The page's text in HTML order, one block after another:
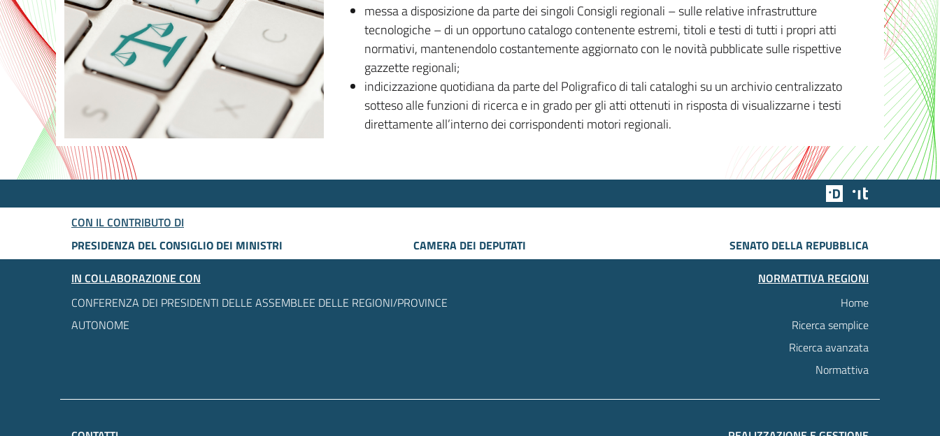
messa a disposizione da parte dei singoli Consigli regionali – sulle relative infrastrutture
tecnologiche – di un opportuno catalogo contenente estremi, titoli e testi di tutti i propri atti
normativi, mantenendolo costantemente aggiornato con le novità pubblicate sulle rispettive
gazzette regionali;
indicizzazione quotidiana da parte del Poligrafico di tali cataloghi su un archivio centralizzato
sotteso alle funzioni di ricerca e in grado per gli atti ottenuti in risposta di visualizzarne i testi
direttamente all’interno dei corrispondenti motori regionali.
Team Digitale
CON IL CONTRIBUTO DI
PRESIDENZA DEL CONSIGLIO DEI MINISTRI
CAMERA DEI DEPUTATI
SENATO DELLA REPUBBLICA
IN COLLABORAZIONE CON
CONFERENZA DEI PRESIDENTI DELLE ASSEMBLEE DELLE REGIONI/PROVINCE
AUTONOME
NORMATTIVA REGIONI
Home
Ricerca semplice
Ricerca avanzata
Normattiva